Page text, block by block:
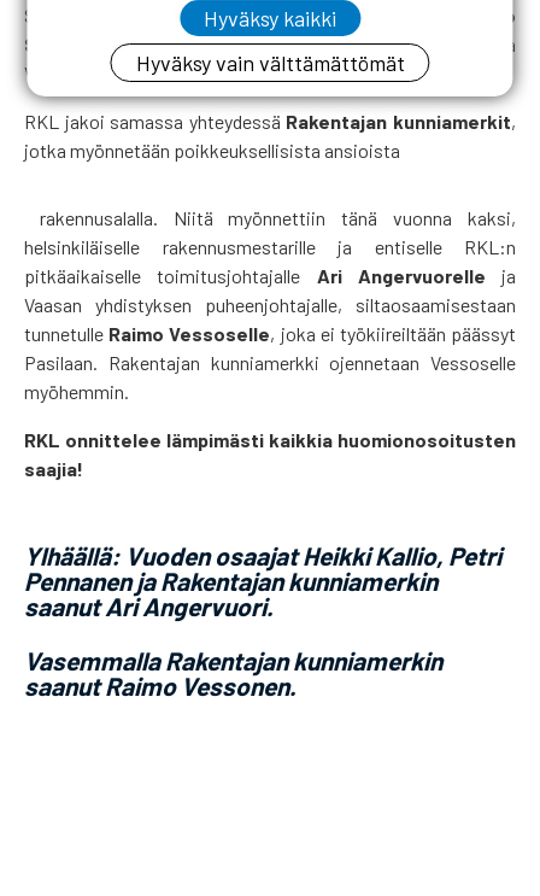
Säätiön puolesta hallituksen puheenjohtaja
Raimo
Seppänenja Vuoden Mestarin pokaalin ojensi Pohjola
Vakuutuksen
Juha P. Kokko.
RKL jakoi samassa yhteydessä Rakentajan kunniamerkit,
jotka myönnetään poikkeuksellisista ansioista
rakennusalalla. Niitä myönnettiin tänä vuonna kaksi,
helsinkiläiselle rakennusmestarille ja entiselle RKL:n
pitkäaikaiselle toimitusjohtajalle Ari Angervuorelle ja
Vaasan yhdistyksen puheenjohtajalle, siltaosaamisestaan
tunnetulle Raimo Vessoselle, joka ei työkiireiltään päässyt
Pasilaan. Rakentajan kunniamerkki ojennetaan Vessoselle
myöhemmin.
RKL onnittelee lämpimästi kaikkia huomionosoitusten
saajia!
Ylhäällä: Vuoden osaajat Heikki Kallio, Petri
Pennanen ja Rakentajan kunniamerkin
saanut Ari Angervuori.
Vasemmalla Rakentajan kunniamerkin
saanut Raimo Vessonen.
Hyväksy kaikki
Hyväksy vain välttämättömät